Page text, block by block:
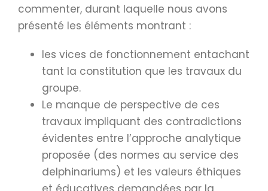
commenter, durant laquelle nous avons
présenté les éléments montrant :
les vices de fonctionnement entachant
tant la constitution que les travaux du
groupe.
Le manque de perspective de ces
travaux impliquant des contradictions
évidentes entre l’approche analytique
proposée (des normes au service des
delphinariums) et les valeurs éthiques